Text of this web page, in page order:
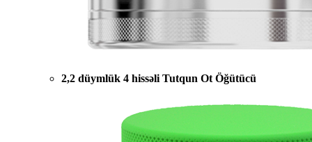
2,2 düymlük 4 hissəli Tutqun Ot Öğütücü